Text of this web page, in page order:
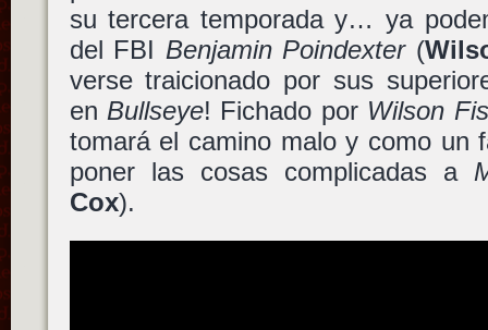
su tercera temporada y… ya
del FBI Benjamin Poindexter(
verse traicionado por sus
en Bullseye! Fichado por Wilson
tomará el camino malo y como un
poner las cosas complicadas a
Cox).